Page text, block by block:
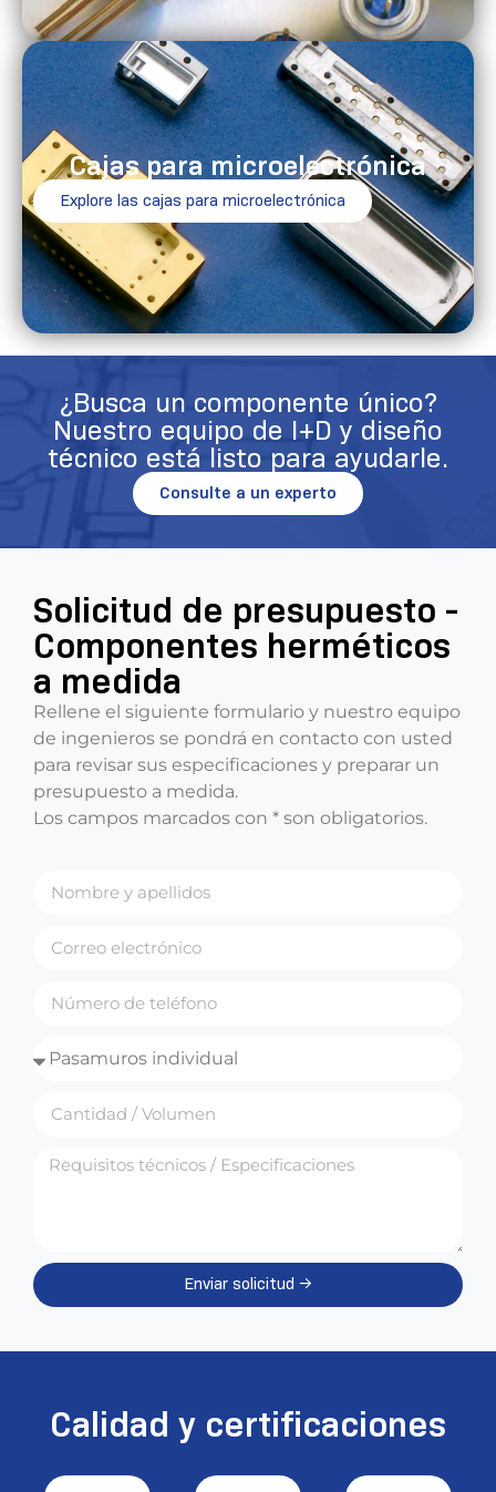
Cajas para microelectrónica
Explore las cajas para microelectrónica
¿Busca un componente único?
Nuestro equipo de I+D y diseño
técnico está listo para ayudarle.
Consulte a un experto
Solicitud de presupuesto -
Componentes herméticos
a medida
Rellene el siguiente formulario y nuestro equipo
de ingenieros se pondrá en contacto con usted
para revisar sus especificaciones y preparar un
presupuesto a medida.
Los campos marcados con * son obligatorios.
Enviar solicitud →
Calidad y certificaciones